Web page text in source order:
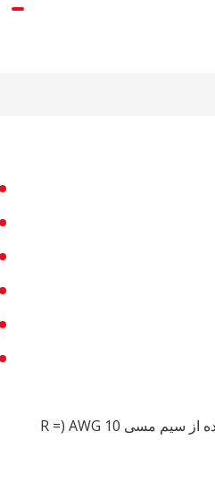
شما یک آرایه 10 کیلوواتی نصب‌شده روی زمین دارید که 120 فوت از اینورتر فاصله دارد و در 400 ولت با جریان 25 آمپر کار می‌کند. با استفاده از سیم مسی 10 AWG (R =